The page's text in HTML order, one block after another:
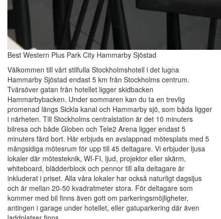
Best Western Plus Park City Hammarby Sjöstad
Välkommen till vårt stilfulla Stockholmshotell i det lugna
Hammarby Sjöstad endast 5 km från Stockholms centrum.
Tvärsöver gatan från hotellet ligger skidbacken
Hammarbybacken. Under sommaren kan du ta en trevlig
promenad längs Sickla kanal och Hammarby sjö, som båda ligger
i närheten. Till Stockholms centralstation är det 10 minuters
bilresa och både Globen och Tele2 Arena ligger endast 5
minuters färd bort. Här erbjuds en avslappnad mötesplats med 5
mångsidiga mötesrum för upp till 45 deltagare. Vi erbjuder ljusa
lokaler där mötesteknik, WI-FI, ljud, projektor eller skärm,
whiteboard, blädderblock och pennor till alla deltagare är
inkluderat i priset. Alla våra lokaler har också naturligt dagsljus
och är mellan 20-50 kvadratmeter stora. För deltagare som
kommer med bil finns även gott om parkeringsmöjligheter,
antingen i garage under hotellet, eller gatuparkering där även